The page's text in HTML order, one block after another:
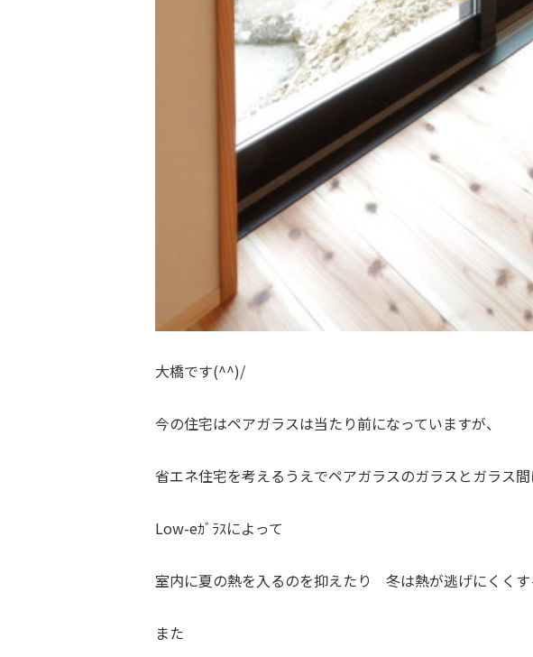
大橋です(^^)/
今の住宅はペアガラスは当たり前になっていますが、
省エネ住宅を考えるうえでペアガラスのガラスとガラス
Low-eｶﾞﾗｽによって
室内に夏の熱を入るのを抑えたり 冬は熱が逃げにくく
また